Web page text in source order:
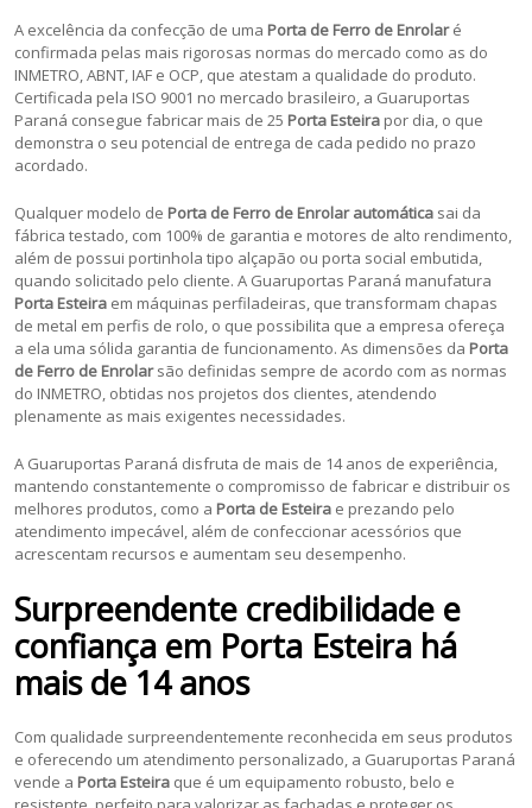
A excelência da confecção de uma Porta de Ferro de Enrolaré
confirmada pelas mais rigorosas normas do mercado como as do
INMETRO, ABNT, IAF e OCP, que atestam a qualidade do produto.
Certificada pela ISO 9001 no mercado brasileiro, a Guaruportas
Paraná consegue fabricar mais de 25 Porta Esteira por dia, o que
demonstra o seu potencial de entrega de cada pedido no prazo
acordado.
Qualquer modelo de Porta de Ferro de Enrolar automática sai da
fábrica testado, com 100% de garantia e motores de alto rendimento,
além de possui portinhola tipo alçapão ou porta social embutida,
quando solicitado pelo cliente. A Guaruportas Paraná manufatura
Porta Esteira em máquinas perfiladeiras, que transformam chapas
de metal em perfis de rolo, o que possibilita que a empresa ofereça
a ela uma sólida garantia de funcionamento. As dimensões da Porta
de Ferro de Enrolarsão definidas sempre de acordo com as normas
do INMETRO, obtidas nos projetos dos clientes, atendendo
plenamente as mais exigentes necessidades.
A Guaruportas Paraná disfruta de mais de 14 anos de experiência,
mantendo constantemente o compromisso de fabricar e distribuir os
melhores produtos, como a Porta de Esteira e prezando pelo
atendimento impecável, além de confeccionar acessórios que
acrescentam recursos e aumentam seu desempenho.
Surpreendente credibilidade e
confiança em Porta Esteira há
mais de 14 anos
Com qualidade surpreendentemente reconhecida em seus produtos
e oferecendo um atendimento personalizado, a Guaruportas Paraná
vende a Porta Esteira que é um equipamento robusto, belo e